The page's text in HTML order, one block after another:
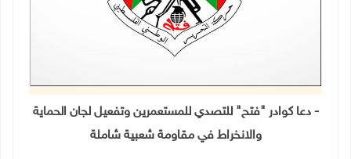
- دعا كوادر "فتح" للتصدي للمستعمرين وتفعيل لجان الحماية
والانخراط في مقاومة شعبية شاملة